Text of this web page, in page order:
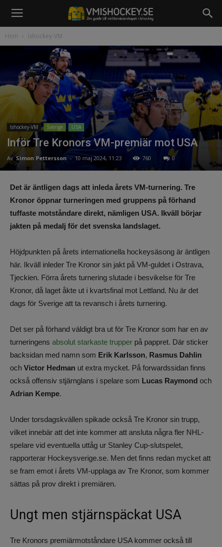
Hem Ishockey-VM
Ishockey-VM Sverige USA
Inför Tre Kronors VM-premiär mot USA
Av Simon Pettersson - 10 maj 2024, 11:23 760 0
Det är äntligen dags att inleda årets VM-turnering. Tre
Kronor öppnar turneringen med gruppens på förhand
tuffaste motståndare direkt, nämligen USA. Ikväll börjar
jakten på medalj för det svenska landslaget.
Höjdpunkten på årets internationella hockeysäsong är äntligen
här. Ikväll inleder Tre Kronor sin jakt på VM-guldet i Ostrava,
Tjeckien. Förra årets turnering slutade i besvikelse för Tre
Kronor, då laget åkte ut i kvartsfinal mot Lettland. Nu är det
dags för Sverige att ta revansch i årets turnering.
Det ser på förhand väldigt bra ut för Tre Kronor som har en av
turneringens absolut starkaste trupper på pappret. Där sticker
backsidan med namn som Erik Karlsson, Rasmus Dahlin
och Victor Hedman ut extra mycket. På forwardssidan finns
också offensiv stjärnglans i spelare som Lucas Raymond och
Adrian Kempe.
Under torsdagskvällen spikade också Tre Kronor sin trupp,
vilket innebär att det inte kommer att ansluta några fler NHL-
spelare vid eventuella uttåg ur Stanley Cup-slutspelet,
rapporterar Hockeysverige.se. Men det finns redan mycket att
se fram emot i årets VM-upplaga av Tre Kronor, som kommer
sättas på prov direkt i premiären.
Ungt men stjärnspäckat USA
Tre Kronors premiärmotståndare USA kommer också till